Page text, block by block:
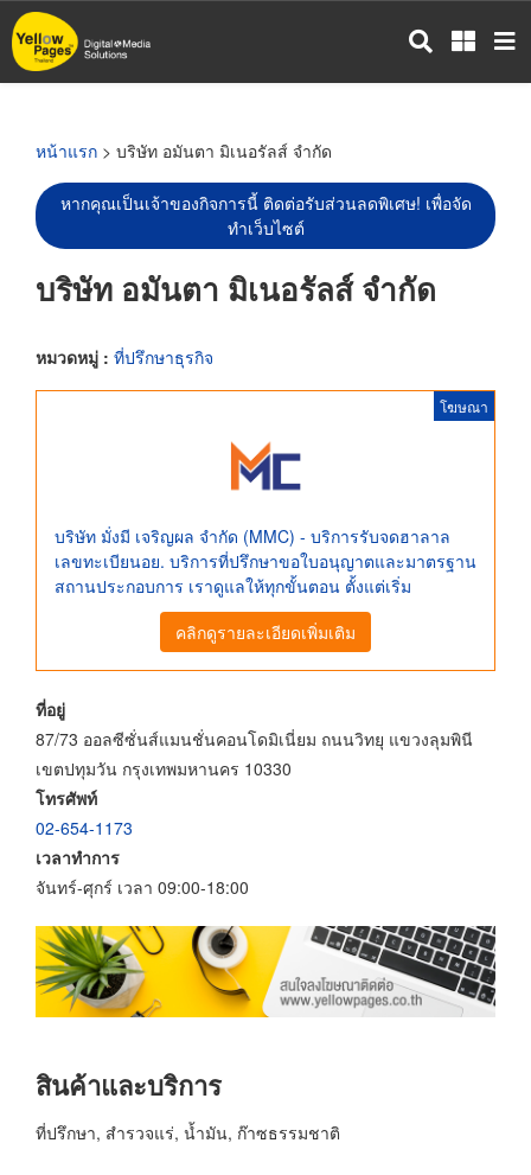
ข้าม
ไป
หน้าแรก > บริษัท อมันตา มิเนอรัลส์ จำกัด
หากคุณเป็นเจ้าของกิจการนี้ ติดต่อรับส่วนลดพิเศษ! เพื่อจัด
ทำเว็บไซต์
บริษัท อมันตา มิเนอรัลส์ จำกัด
หมวดหมู่ : ที่ปรึกษาธุรกิจ
โฆษณา
บริษัท มั่งมี เจริญผล จำกัด (MMC) - บริการรับจดฮาลาล
เลขทะเบียนอย. บริการที่ปรึกษาขอใบอนุญาตและมาตรฐาน
สถานประกอบการ เราดูแลให้ทุกขั้นตอน ตั้งแต่เริ่ม
คลิกดูรายละเอียดเพิ่มเติม
ที่อยู่
87/73 ออลซีซั่นส์แมนชั่นคอนโดมิเนี่ยม ถนนวิทยุ แขวงลุมพินี
เขตปทุมวัน กรุงเทพมหานคร 10330
โทรศัพท์
02-654-1173
เวลาทำการ
จันทร์-ศุกร์ เวลา 09:00-18:00
สินค้าและบริการ
ที่ปรึกษา, สำรวจแร่, น้ำมัน, ก๊าซธรรมชาติ